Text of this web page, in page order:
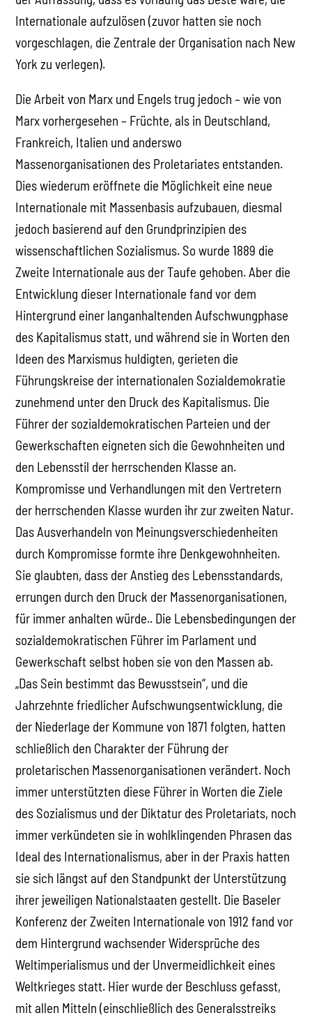
Internationale aufzulösen (zuvor hatten sie noch
vorgeschlagen, die Zentrale der Organisation nach New
York zu verlegen).
Die Arbeit von Marx und Engels trug jedoch – wie von
Marx vorhergesehen – Früchte, als in Deutschland,
Frankreich, Italien und anderswo
Massenorganisationen des Proletariates entstanden.
Dies wiederum eröffnete die Möglichkeit eine neue
Internationale mit Massenbasis aufzubauen, diesmal
jedoch basierend auf den Grundprinzipien des
wissenschaftlichen Sozialismus. So wurde 1889 die
Zweite Internationale aus der Taufe gehoben. Aber die
Entwicklung dieser Internationale fand vor dem
Hintergrund einer langanhaltenden Aufschwungphase
des Kapitalismus statt, und während sie in Worten den
Ideen des Marxismus huldigten, gerieten die
Führungskreise der internationalen Sozialdemokratie
zunehmend unter den Druck des Kapitalismus. Die
Führer der sozialdemokratischen Parteien und der
Gewerkschaften eigneten sich die Gewohnheiten und
den Lebensstil der herrschenden Klasse an.
Kompromisse und Verhandlungen mit den Vertretern
der herrschenden Klasse wurden ihr zur zweiten Natur.
Das Ausverhandeln von Meinungsverschiedenheiten
durch Kompromisse formte ihre Denkgewohnheiten.
Sie glaubten, dass der Anstieg des Lebensstandards,
errungen durch den Druck der Massenorganisationen,
für immer anhalten würde.. Die Lebensbedingungen der
sozialdemokratischen Führer im Parlament und
Gewerkschaft selbst hoben sie von den Massen ab.
„Das Sein bestimmt das Bewusstsein“, und die
Jahrzehnte friedlicher Aufschwungsentwicklung, die
der Niederlage der Kommune von 1871 folgten, hatten
schließlich den Charakter der Führung der
proletarischen Massenorganisationen verändert. Noch
immer unterstützten diese Führer in Worten die Ziele
des Sozialismus und der Diktatur des Proletariats, noch
immer verkündeten sie in wohlklingenden Phrasen das
Ideal des Internationalismus, aber in der Praxis hatten
sie sich längst auf den Standpunkt der Unterstützung
ihrer jeweiligen Nationalstaaten gestellt. Die Baseler
Konferenz der Zweiten Internationale von 1912 fand vor
dem Hintergrund wachsender Widersprüche des
Weltimperialismus und der Unvermeidlichkeit eines
Weltkrieges statt. Hier wurde der Beschluss gefasst,
mit allen Mitteln (einschließlich des Generalsstreiks